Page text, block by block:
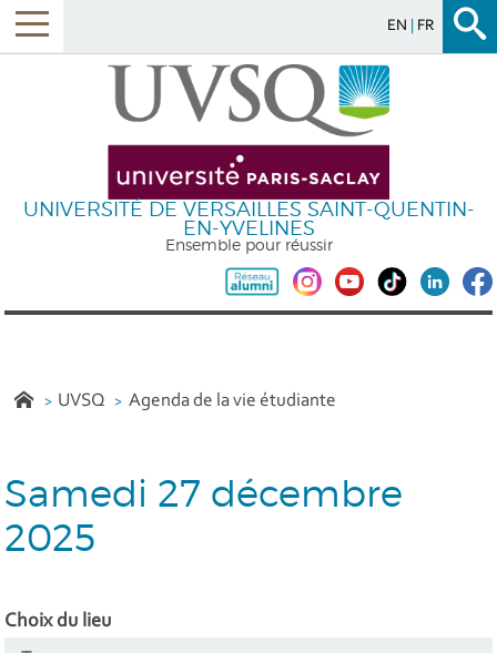
EN FR
UNIVERSITÉ DE VERSAILLES SAINT-QUENTIN-
EN-YVELINES
Ensemble pour réussir
UVSQ Agenda de la vie étudiante
Samedi 27 décembre
2025
Choix du lieu